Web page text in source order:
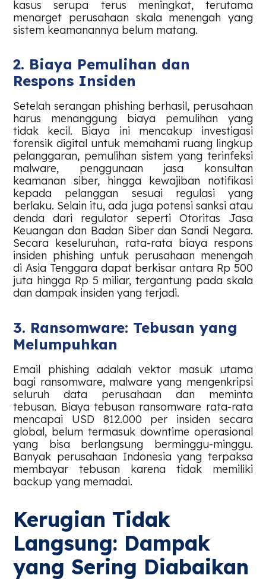
kasus serupa terus meningkat, terutama
menarget perusahaan skala menengah yang
sistem keamanannya belum matang.
2. Biaya Pemulihan dan
Respons Insiden
Setelah serangan phishing berhasil, perusahaan
harus menanggung biaya pemulihan yang
tidak kecil. Biaya ini mencakup investigasi
forensik digital untuk memahami ruang lingkup
pelanggaran, pemulihan sistem yang terinfeksi
malware, penggunaan jasa konsultan
keamanan siber, hingga kewajiban notifikasi
kepada pelanggan sesuai regulasi yang
berlaku. Selain itu, ada juga potensi sanksi atau
denda dari regulator seperti Otoritas Jasa
Keuangan dan Badan Siber dan Sandi Negara.
Secara keseluruhan, rata-rata biaya respons
insiden phishing untuk perusahaan menengah
di Asia Tenggara dapat berkisar antara Rp 500
juta hingga Rp 5 miliar, tergantung pada skala
dan dampak insiden yang terjadi.
3. Ransomware: Tebusan yang
Melumpuhkan
Email phishing adalah vektor masuk utama
bagi ransomware, malware yang mengenkripsi
seluruh data perusahaan dan meminta
tebusan. Biaya tebusan ransomware rata-rata
mencapai USD 812.000 per insiden secara
global, belum termasuk downtime operasional
yang bisa berlangsung berminggu-minggu.
Banyak perusahaan Indonesia yang terpaksa
membayar tebusan karena tidak memiliki
backup yang memadai.
Kerugian Tidak
Langsung: Dampak
yang Sering Diabaikan